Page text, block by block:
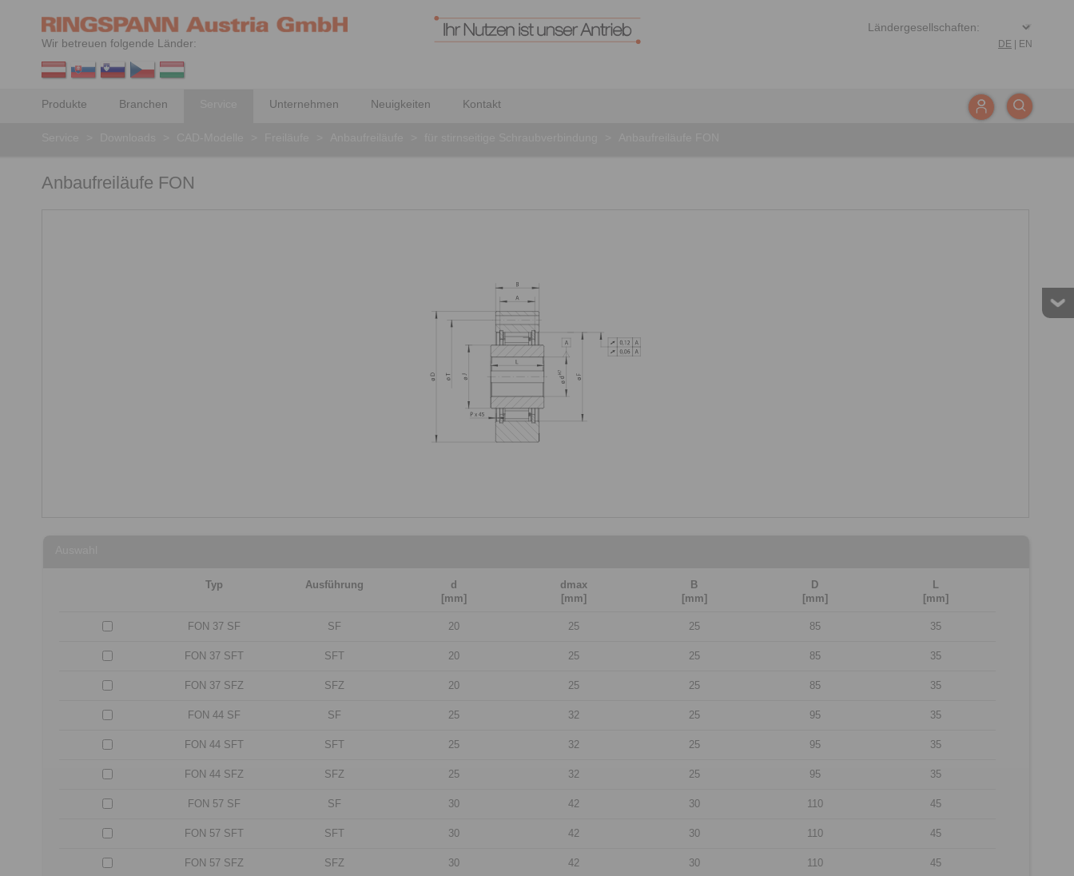
Wir betreuen folgende Länder: DE EN
Produkte Branchen Unternehmen Neuigkeiten Kontakt
Anbaufreiläufe FON
Typ Ausführung
d
[mm]
dmax
[mm]
B
[mm]
D
[mm]
L
[mm]
FON 37 SF SF 20 25 25 85 35
FON 37 SFT SFT 20 25 25 85 35
FON 37 SFZ SFZ 20 25 25 85 35
FON 44 SF SF 25 32 25 95 35
FON 44 SFT SFT 25 32 25 95 35
FON 44 SFZ SFZ 25 32 25 95 35
FON 57 SF SF 30 42 30 110 45
FON 57 SFT SFT 30 42 30 110 45
FON 57 SFZ SFZ 30 42 30 110 45